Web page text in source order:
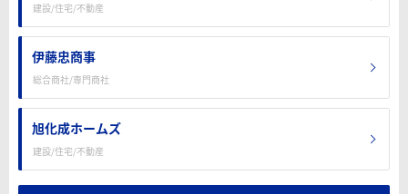
建設/住宅/不動産
伊藤忠商事
総合商社/専門商社
旭化成ホームズ
建設/住宅/不動産